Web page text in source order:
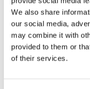
We also share
our social media,
may combine it with
provided to them or
of their services.
nyheter
passagerartrafik